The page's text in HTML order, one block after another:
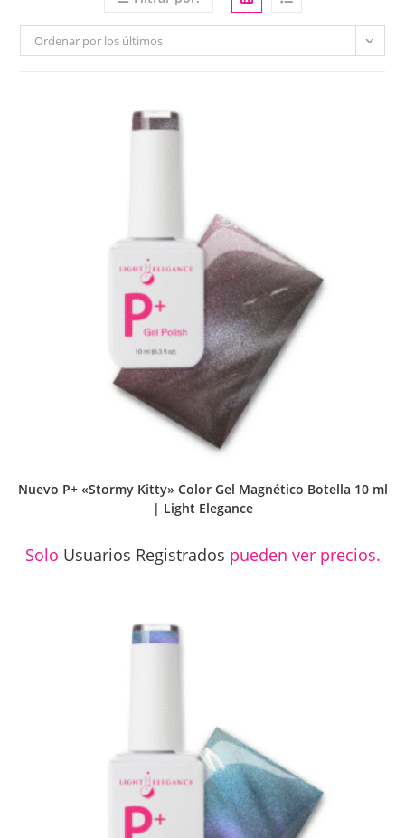
Ordenar por los últimos
Nuevo P+ «Stormy Kitty» Color Gel Magnético Botella 10 ml
| Light Elegance
Solo Usuarios Registrados pueden ver precios.